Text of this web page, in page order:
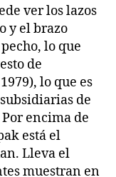
ver los lazos
y el brazo
lo que
de
lo que es
de
encima de
está el
Lleva el
muestran en